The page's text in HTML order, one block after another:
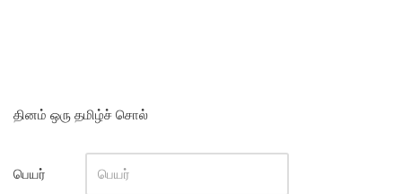
தினம் ஒரு தமிழ்ச் சொல்
பெயர்